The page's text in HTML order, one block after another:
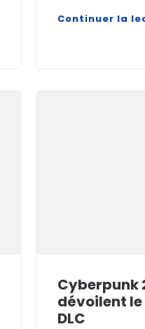
Continuer la
Cyberpunk
dévoilent
DLC